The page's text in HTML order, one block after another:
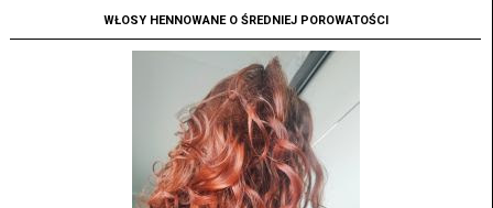
WŁOSY HENNOWANE O ŚREDNIEJ POROWATOŚCI